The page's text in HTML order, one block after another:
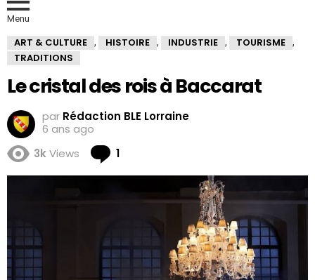
Menu
ART & CULTURE , HISTOIRE , INDUSTRIE , TOURISME ,
TRADITIONS
Le cristal des rois à Baccarat
par Rédaction BLE Lorraine
6 ans ago
3kViews 1